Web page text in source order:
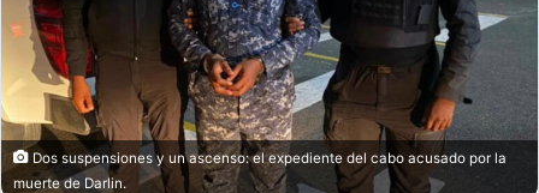
Dos suspensiones y un ascenso: el expediente del cabo acusado por la
muerte de Darlin.